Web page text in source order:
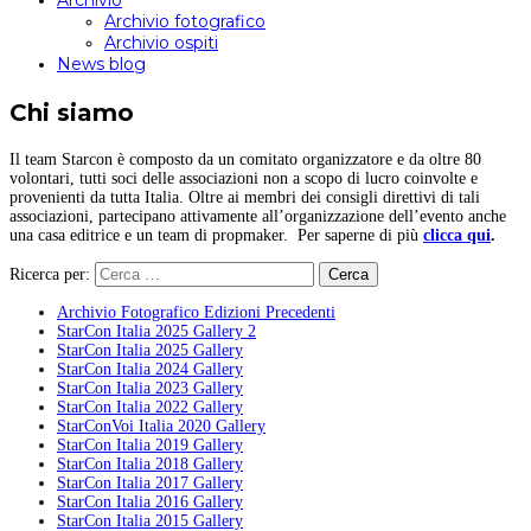
Archivio fotografico
Archivio ospiti
News blog
Chi siamo
Il team Starcon è composto da un comitato organizzatore e da oltre 80
volontari, tutti soci delle associazioni non a scopo di lucro coinvolte e
provenienti da tutta Italia. Oltre ai membri dei consigli direttivi di tali
associazioni, partecipano attivamente all’organizzazione dell’evento anche
una casa editrice e un team di propmaker. Per saperne di più clicca qui.
Ricerca per:
Archivio Fotografico Edizioni Precedenti
StarCon Italia 2025 Gallery 2
StarCon Italia 2025 Gallery
StarCon Italia 2024 Gallery
StarCon Italia 2023 Gallery
StarCon Italia 2022 Gallery
StarConVoi Italia 2020 Gallery
StarCon Italia 2019 Gallery
StarCon Italia 2018 Gallery
StarCon Italia 2017 Gallery
StarCon Italia 2016 Gallery
StarCon Italia 2015 Gallery